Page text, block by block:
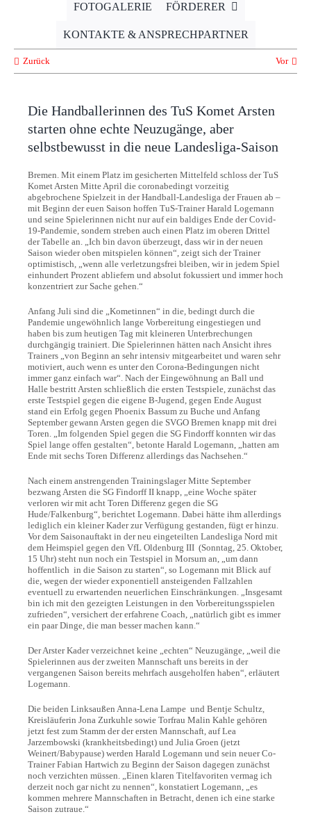
FOTOGALERIE FÖRDERER
KONTAKTE & ANSPRECHPARTNER
Zurück Vor
Die Handballerinnen des TuS Komet Arsten
starten ohne echte Neuzugänge, aber
selbstbewusst in die neue Landesliga-Saison
Bremen. Mit einem Platz im gesicherten Mittelfeld schloss der TuS
Komet Arsten Mitte April die coronabedingt vorzeitig
abgebrochene Spielzeit in der Handball-Landesliga der Frauen ab –
mit Beginn der euen Saison hoffen TuS-Trainer Harald Logemann
und seine Spielerinnen nicht nur auf ein baldiges Ende der Covid-
19-Pandemie, sondern streben auch einen Platz im oberen Drittel
der Tabelle an. „Ich bin davon überzeugt, dass wir in der neuen
Saison wieder oben mitspielen können“, zeigt sich der Trainer
optimistisch, „wenn alle verletzungsfrei bleiben, wir in jedem Spiel
einhundert Prozent abliefern und absolut fokussiert und immer hoch
konzentriert zur Sache gehen.“
Anfang Juli sind die „Kometinnen“ in die, bedingt durch die
Pandemie ungewöhnlich lange Vorbereitung eingestiegen und
haben bis zum heutigen Tag mit kleineren Unterbrechungen
durchgängig trainiert. Die Spielerinnen hätten nach Ansicht ihres
Trainers „von Beginn an sehr intensiv mitgearbeitet und waren sehr
motiviert, auch wenn es unter den Corona-Bedingungen nicht
immer ganz einfach war“. Nach der Eingewöhnung an Ball und
Halle bestritt Arsten schließlich die ersten Testspiele, zunächst das
erste Testspiel gegen die eigene B-Jugend, gegen Ende August
stand ein Erfolg gegen Phoenix Bassum zu Buche und Anfang
September gewann Arsten gegen die SVGO Bremen knapp mit drei
Toren. „Im folgenden Spiel gegen die SG Findorff konnten wir das
Spiel lange offen gestalten“, betonte Harald Logemann, „hatten am
Ende mit sechs Toren Differenz allerdings das Nachsehen.“
Nach einem anstrengenden Trainingslager Mitte September
bezwang Arsten die SG Findorff II knapp, „eine Woche später
verloren wir mit acht Toren Differenz gegen die SG
Hude/Falkenburg“, berichtet Logemann. Dabei hätte ihm allerdings
lediglich ein kleiner Kader zur Verfügung gestanden, fügt er hinzu.
Vor dem Saisonauftakt in der neu eingeteilten Landesliga Nord mit
dem Heimspiel gegen den VfL Oldenburg III (Sonntag, 25. Oktober,
15 Uhr) steht nun noch ein Testspiel in Morsum an, „um dann
hoffentlich in die Saison zu starten“, so Logemann mit Blick auf
die, wegen der wieder exponentiell ansteigenden Fallzahlen
eventuell zu erwartenden neuerlichen Einschränkungen. „Insgesamt
bin ich mit den gezeigten Leistungen in den Vorbereitungsspielen
zufrieden“, versichert der erfahrene Coach, „natürlich gibt es immer
ein paar Dinge, die man besser machen kann.“
Der Arster Kader verzeichnet keine „echten“ Neuzugänge, „weil die
Spielerinnen aus der zweiten Mannschaft uns bereits in der
vergangenen Saison bereits mehrfach ausgeholfen haben“, erläutert
Logemann.
Die beiden Linksaußen Anna-Lena Lampe und Bentje Schultz,
Kreisläuferin Jona Zurkuhle sowie Torfrau Malin Kahle gehören
jetzt fest zum Stamm der der ersten Mannschaft, auf Lea
Jarzembowski (krankheitsbedingt) und Julia Groen (jetzt
Weinert/Babypause) werden Harald Logemann und sein neuer Co-
Trainer Fabian Hartwich zu Beginn der Saison dagegen zunächst
noch verzichten müssen. „Einen klaren Titelfavoriten vermag ich
derzeit noch gar nicht zu nennen“, konstatiert Logemann, „es
kommen mehrere Mannschaften in Betracht, denen ich eine starke
Saison zutraue.“